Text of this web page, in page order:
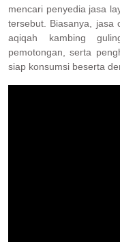
mencari penyedia jasa
tersebut. Biasanya, jasa
aqiqah kambing
pemotongan, serta
siap konsumsi beserta